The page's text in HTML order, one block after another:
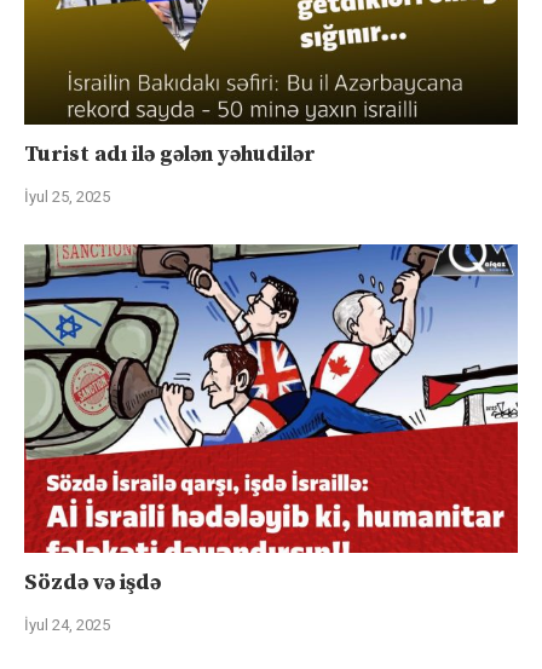
Turist adı ilə gələn yəhudilər
İyul 25, 2025
Sözdə və işdə
İyul 24, 2025